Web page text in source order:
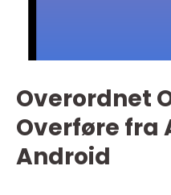
Overordnet
Overføre fra
Android